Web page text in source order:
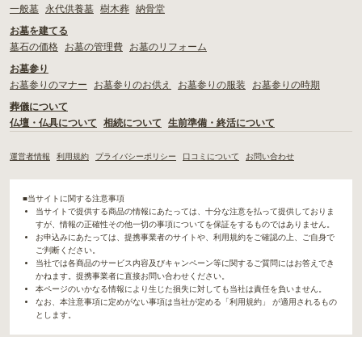
一般墓
永代供養墓 樹木葬 納骨堂
お墓を建てる
墓石の価格
お墓の管理費
お墓のリフォーム
お墓参り
お墓参りのマナー
お墓参りのお供え お墓参りの服装
お墓参りの時期
葬儀について
仏壇・仏具について
相続について 生前準備・終活について
運営者情報 利用規約 プライバシーポリシー 口コミについて お問い合わせ
■当サイトに関する注意事項
当サイトで提供する商品の情報にあたっては、十分な注意を払って提供しておりま
すが、情報の正確性その他一切の事項についてを保証をするものではありません。
お申込みにあたっては、提携事業者のサイトや、利用規約をご確認の上、ご自身で
ご判断ください。
当社では各商品のサービス内容及びキャンペーン等に関するご質問にはお答えでき
かねます。提携事業者に直接お問い合わせください。
本ページのいかなる情報により生じた損失に対しても当社は責任を負いません。
なお、本注意事項に定めがない事項は当社が定める「利用規約」 が適用されるもの
とします。